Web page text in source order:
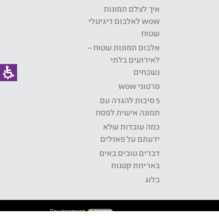
איך לצלם תמונות
wow לאלבום דיגיטלי
שטוח
אלבום תמונות שטוח –
לאירועים בלתי
נשכחים
סרטוני wow
5 סיבות להגדה עם
תמונה אישית לפסח
כמה עובדות שלא
ידעתם על פאזלים
דברים טובים באים
באריזות קטנות
בלוג
Development: